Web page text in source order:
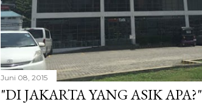
Juni 08, 2015
"DI JAKARTA YANG ASIK APA?"